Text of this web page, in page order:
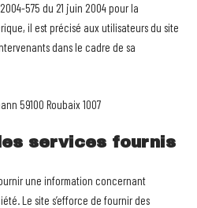
575 du 21 juin 2004 pour la
il est précisé aux utilisateurs du site
dans le cadre de sa
59100 Roubaix 1007
services fournis
une information concernant
Le site s’efforce de fournir des